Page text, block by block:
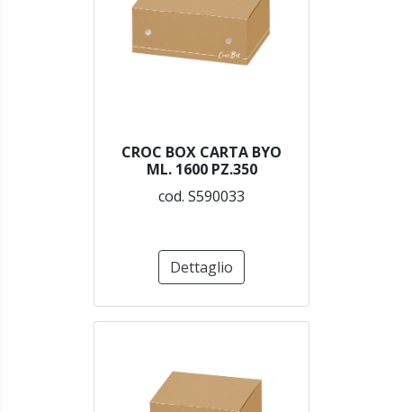
CROC BOX CARTA BYO
ML. 1600 PZ.350
cod. S590033
Dettaglio